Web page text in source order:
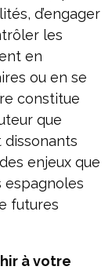
d’engager
les
en
ou en se
constitue
que
dissonants
enjeux que
espagnoles
futures
à votre